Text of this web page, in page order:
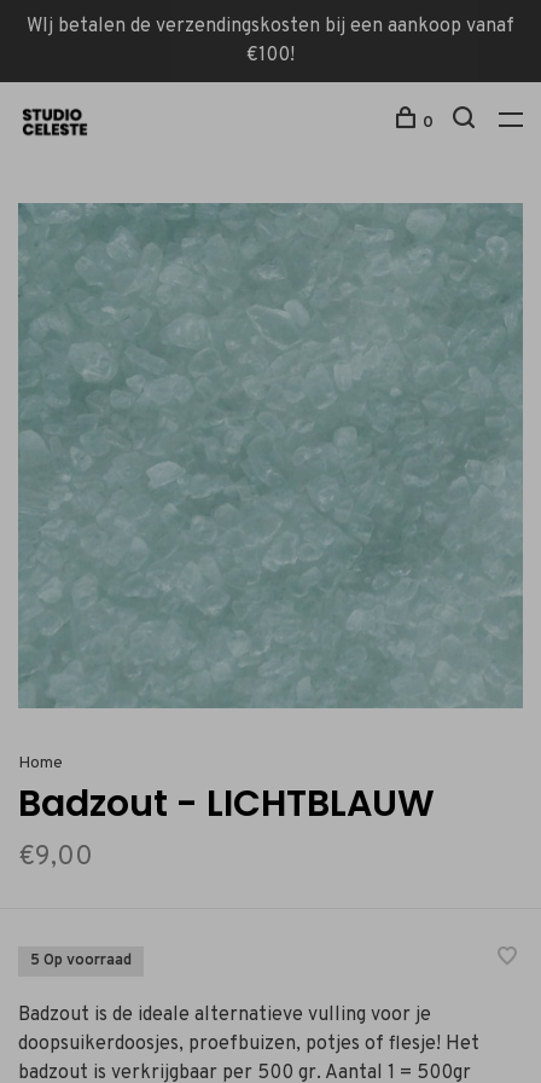
WIj betalen de verzendingskosten bij een aankoop vanaf
€100!
0
Home
Badzout - LICHTBLAUW
€9,00
5 Op voorraad
Badzout is de ideale alternatieve vulling voor je
doopsuikerdoosjes, proefbuizen, potjes of flesje! Het
badzout is verkrijgbaar per 500 gr. Aantal 1 = 500gr